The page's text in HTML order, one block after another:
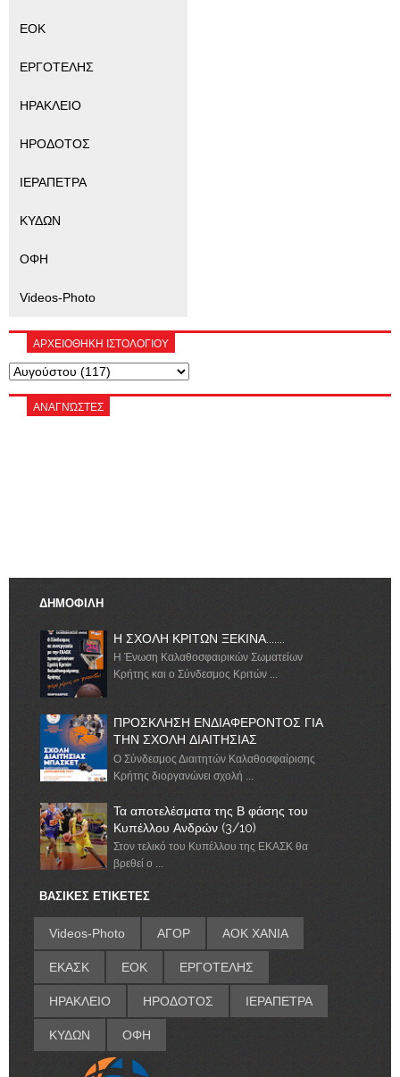
ΕΟΚ
ΕΡΓΟΤΕΛΗΣ
ΗΡΑΚΛΕΙΟ
ΗΡΟΔΟΤΟΣ
ΙΕΡΑΠΕΤΡΑ
ΚΥΔΩΝ
ΟΦΗ
Videos-Photo
ΑΡΧΕΙΟΘΗΚΗ ΙΣΤΟΛΟΓΙΟΥ
ΑΝΑΓΝΏΣΤΕΣ
ΔΗΜΟΦΙΛΗ
Η ΣΧΟΛΗ ΚΡΙΤΩΝ ΞΕΚΙΝΑ.......
Η Ένωση Καλαθοσφαιρικών Σωματείων
Κρήτης και ο Σύνδεσμος Κριτών ...
ΠΡΟΣΚΛΗΣΗ ΕΝΔΙΑΦΕΡΟΝΤΟΣ ΓΙΑ
ΤΗΝ ΣΧΟΛΗ ΔΙΑΙΤΗΣΙΑΣ
Ο Σύνδεσμος Διαιτητών Καλαθοσφαίρισης
Κρήτης διοργανώνει σχολή ...
Τα αποτελέσματα της Β φάσης του
Κυπέλλου Ανδρών (3/10)
Στον τελικό του Κυπέλλου της ΕΚΑΣΚ θα
βρεθεί ο ...
ΒΑΣΙΚΕΣ ΕΤΙΚΕΤΕΣ
Videos-Photo ΑΓΟΡ ΑΟΚ ΧΑΝΙΑ
ΕΚΑΣΚ ΕΟΚ ΕΡΓΟΤΕΛΗΣ
ΗΡΑΚΛΕΙΟ ΗΡΟΔΟΤΟΣ ΙΕΡΑΠΕΤΡΑ
ΚΥΔΩΝ ΟΦΗ